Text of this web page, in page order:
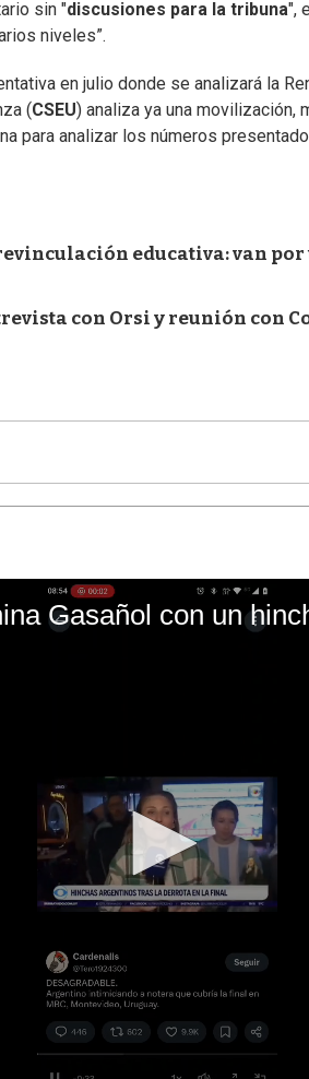
sin "discusiones para la tribuna",
niveles”.
en julio donde se analizará la
(CSEU) analiza ya una movilización,
para analizar los números
educativa: van por
con Orsi y reunión con